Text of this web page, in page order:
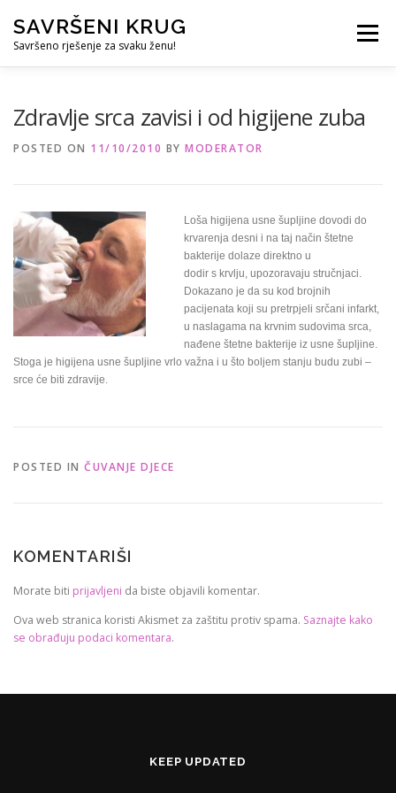
content
SAVRŠENI KRUG
Savršeno rješenje za svaku ženu!
Menu
Zdravlje srca zavisi i od higijene zuba
POSTED ON 11/10/2010 BY MODERATOR
Loša higijena usne šupljine dovodi do
krvarenja desni i na taj način štetne
bakterije dolaze direktno u
dodir s krvlju, upozoravaju stručnjaci.
Dokazano je da su kod brojnih
pacijenata koji su pretrpjeli srčani infarkt,
u naslagama na krvnim sudovima srca,
nađene štetne bakterije iz usne šupljine.
Stoga je higijena usne šupljine vrlo važna i u što boljem stanju budu zubi –
srce će biti zdravije.
POSTED IN ČUVANJE DJECE
KOMENTARIŠI
Morate biti prijavljeni da biste objavili komentar.
Ova web stranica koristi Akismet za zaštitu protiv spama. Saznajte kako
se obrađuju podaci komentara.
KEEP UPDATED